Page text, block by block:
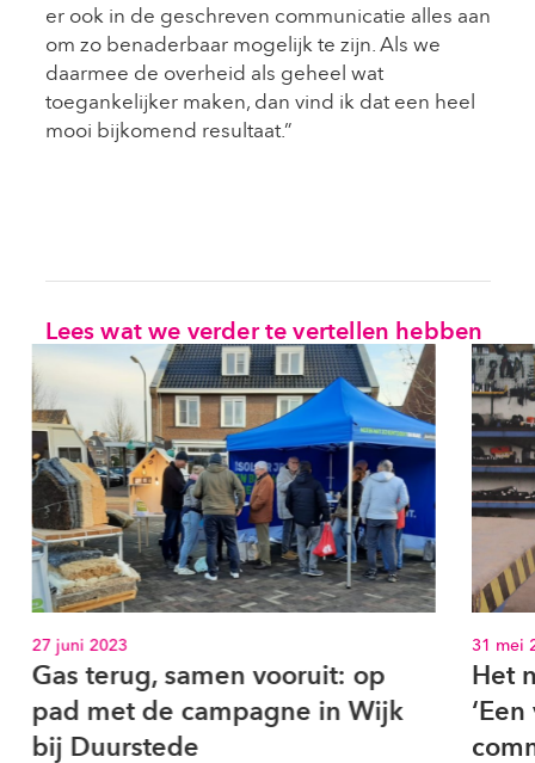
er ook in de geschreven communicatie alles aan
om zo benaderbaar mogelijk te zijn. Als we
daarmee de overheid als geheel wat
toegankelijker maken, dan vind ik dat een heel
mooi bijkomend resultaat.”
Lees wat we verder te vertellen hebben
31 mei 2023
Het nieuwe pensioenstelsel:
‘Een van de grootste
communicatieve uitdagingen
10